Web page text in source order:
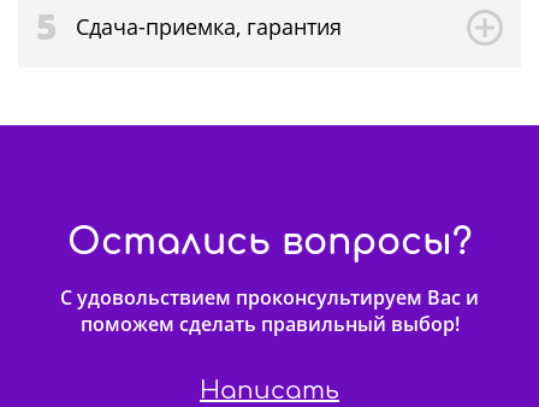
5 Сдача-приемка, гарантия
Остались вопросы?
С удовольствием проконсультируем Вас и
поможем сделать правильный выбор!
Написать